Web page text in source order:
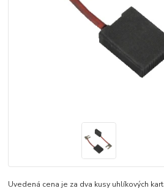
Uvedená cena je za dva kusy uhlíkových